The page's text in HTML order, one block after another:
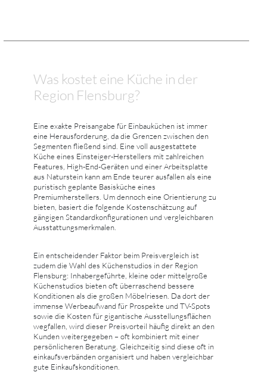
Was kostet eine Küche in der
Region Flensburg?
Eine exakte Preisangabe für Einbauküchen ist immer
eine Herausforderung, da die Grenzen zwischen den
Segmenten fließend sind. Eine voll ausgestattete
Küche eines Einsteiger-Herstellers mit zahlreichen
Features, High-End-Geräten und einer Arbeitsplatte
aus Naturstein kann am Ende teurer ausfallen als eine
puristisch geplante Basisküche eines
Premiumherstellers. Um dennoch eine Orientierung zu
bieten, basiert die folgende Kostenschätzung auf
gängigen Standardkonfigurationen und vergleichbaren
Ausstattungsmerkmalen.
Ein entscheidender Faktor beim Preisvergleich ist
zudem die Wahl des Küchenstudios in der Region
Flensburg: Inhabergeführte, kleine oder mittelgroße
Küchenstudios bieten oft überraschend bessere
Konditionen als die großen Möbelriesen. Da dort der
immense Werbeaufwand für Prospekte und TV-Spots
sowie die Kosten für gigantische Ausstellungsflächen
wegfallen, wird dieser Preisvorteil häufig direkt an den
Kunden weitergegeben – oft kombiniert mit einer
persönlicheren Beratung. Gleichzeitig sind diese oft in
einkaufsverbänden organisiert und haben vergleichbar
gute Einkaufskonditionen.